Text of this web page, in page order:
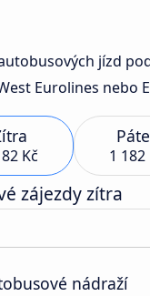
jízd
Eurolines
Kč 1 182
zájezdy zítra
nádraží